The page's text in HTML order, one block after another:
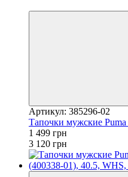
Артикул: 385296-02
Тапочки мужские
1 499 грн
3 120 грн